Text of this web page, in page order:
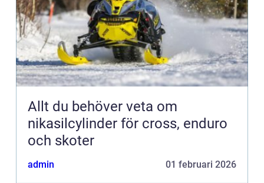
Allt du behöver veta om
nikasilcylinder för cross, enduro
och skoter
admin 01 februari 2026